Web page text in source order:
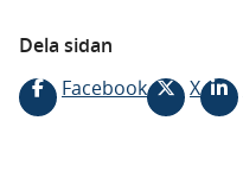
Dela sidan
Facebook
X